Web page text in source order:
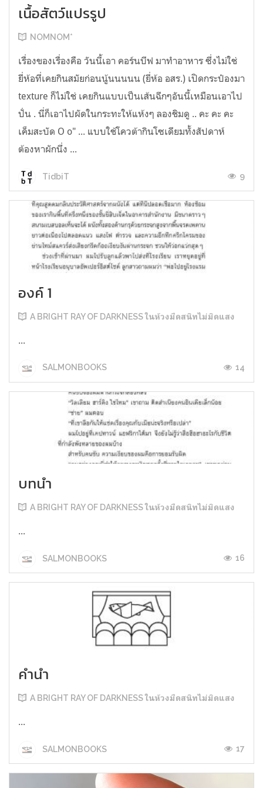
เนื้อสัตว์แปรรูป
NOMNOM*
เรื่องของเรื่องคือ วันนี้เอา คอร์นบีฟ มาทำอาหาร ซึ่งไม่ใช่
ยี่ห้อที่เคยกินสมัยก่อนนู้นนนนน (ยี่ห้อ อสร.) เปิดกระป๋องมา
texture ก็ไม่ใช่ เคยกินแบบเป็นเส้นฉีกๆอันนี้เหมือนเอาไป
ปั่น . นี่ก็เอาไปผัดในกระทะให้แห้งๆ ลองชิมดู .. คะ คะ คะ
เค็มสะบัด O o" ... แบบใช้โควต้ากินโซเดียมทั้งสัปดาห์
ต้องหาผักนึ่ง ...
TidbiT 9
องค์ 1
A BRIGHT RAY OF DARKNESS ในห้วงมืดสนิทไม่มิดแสง
...
SALMONBOOKS 14
บทนำ
A BRIGHT RAY OF DARKNESS ในห้วงมืดสนิทไม่มิดแสง
...
SALMONBOOKS 16
คำนำ
A BRIGHT RAY OF DARKNESS ในห้วงมืดสนิทไม่มิดแสง
...
SALMONBOOKS 17